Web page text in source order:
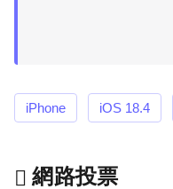
iPhone iOS 18.4
網路投票